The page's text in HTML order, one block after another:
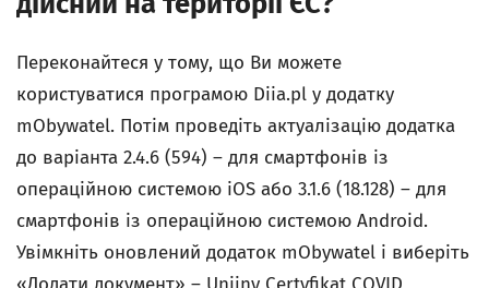
Переконайтеся у тому, що Ви можете
користуватися програмою Diia.pl у додатку
mObywatel. Потім проведіть актуалізацію додатка
до варіанта 2.4.6 (594) – для смартфонів із
операційною системою iOS або 3.1.6 (18.128) – для
смартфонів із операційною системою Android.
Увімкніть оновлений додаток mObywatel і виберіть